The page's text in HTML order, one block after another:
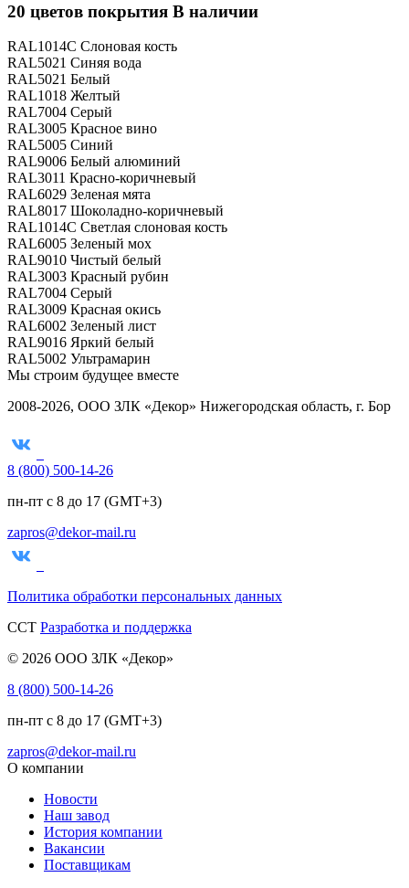
20 цветов покрытия В наличии
RAL1014С Слоновая кость
RAL5021 Синяя вода
RAL5021 Белый
RAL1018 Желтый
RAL7004 Серый
RAL3005 Красное вино
RAL5005 Синий
RAL9006 Белый алюминий
RAL3011 Красно-коричневый
RAL6029 Зеленая мята
RAL8017 Шоколадно-коричневый
RAL1014С Светлая слоновая кость
RAL6005 Зеленый мох
RAL9010 Чистый белый
RAL3003 Красный рубин
RAL7004 Серый
RAL3009 Красная окись
RAL6002 Зеленый лист
RAL9016 Яркий белый
RAL5002 Ультрамарин
Мы строим будущее вместе
2008-2026, ООО ЗЛК «Декор» Нижегородская область, г. Бор
8 (800) 500-14-26
пн-пт с 8 до 17 (GMT+3)
zapros@dekor-mail.ru
Политика обработки персональных данных
CCT Разработка и поддержка
© 2026 ООО ЗЛК «Декор»
8 (800) 500-14-26
пн-пт с 8 до 17 (GMT+3)
zapros@dekor-mail.ru
О компании
Новости
Наш завод
История компании
Вакансии
Поставщикам